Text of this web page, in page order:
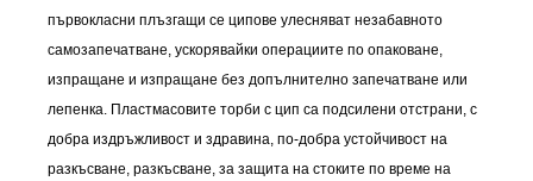
първокласни плъзгащи се ципове улесняват незабавното
самозапечатване, ускорявайки операциите по опаковане,
изпращане и изпращане без допълнително запечатване или
лепенка. Пластмасовите торби с цип са подсилени отстрани, с
добра издръжливост и здравина, по-добра устойчивост на
разкъсване, разкъсване, за защита на стоките по време на